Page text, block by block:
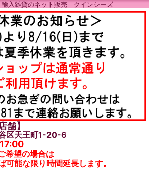
輸入雑貨のネット販売 クインシーズ
舗】
区天王町1-20-6
17:00
希望の場合は
可能な限り時間延長します。